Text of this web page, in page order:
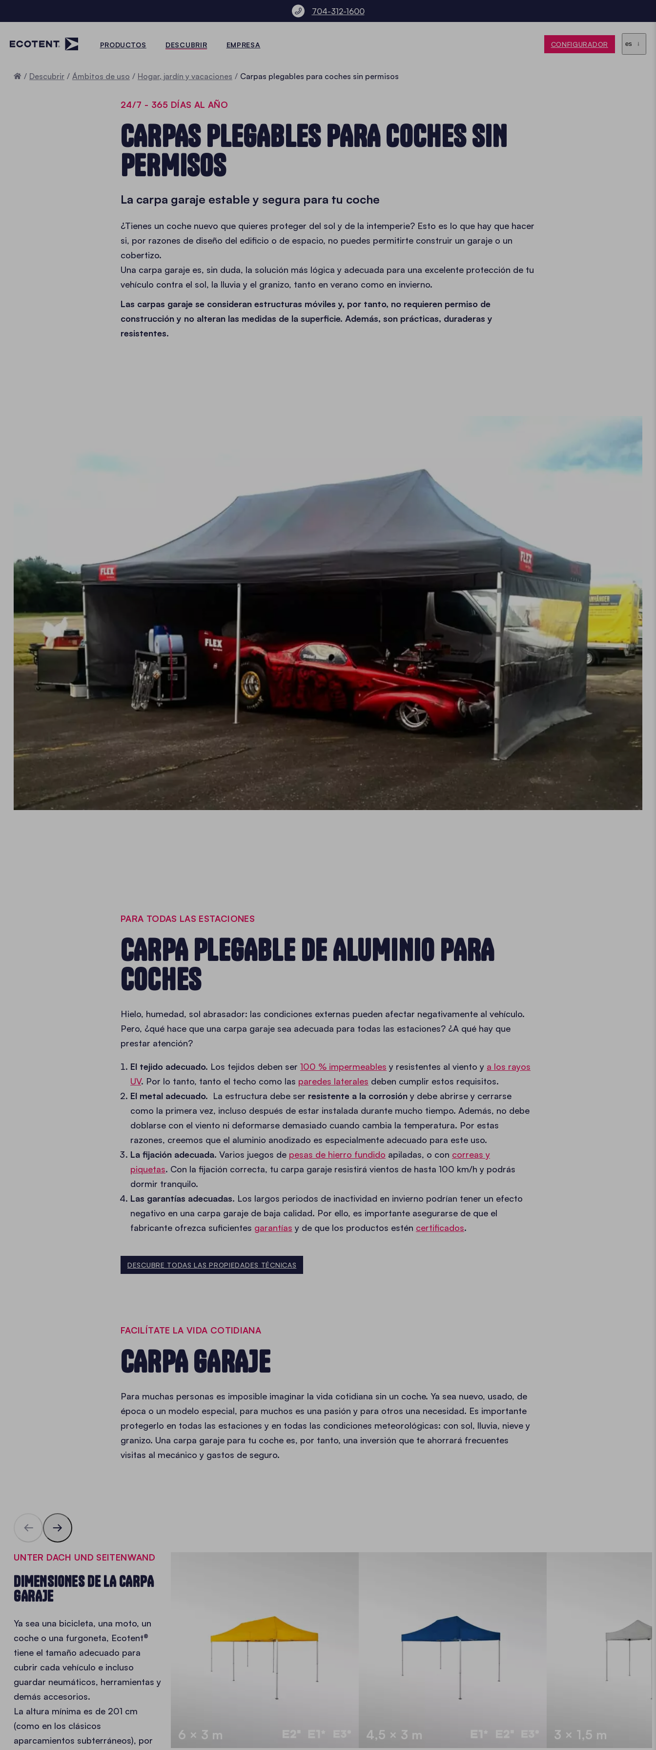
704-312-1600
PRODUCTOS DESCUBRIR EMPRESA CONFIGURADOR es
Inicio
Descubrir Ámbitos de uso Hogar, jardín y vacaciones Carpas plegables para coches sin permisos
24/7 - 365 DÍAS AL AÑO
CARPAS PLEGABLES PARA COCHES SIN
PERMISOS
La carpa garaje estable y segura para tu coche
¿Tienes un coche nuevo que quieres proteger del sol y de la intemperie? Esto es lo que hay que hacer
si, por razones de diseño del edificio o de espacio, no puedes permitirte construir un garaje o un
cobertizo.
Una carpa garaje es, sin duda, la solución más lógica y adecuada para una excelente protección de tu
vehículo contra el sol, la lluvia y el granizo, tanto en verano como en invierno.
Las carpas garaje se consideran estructuras móviles y, por tanto, no requieren permiso de
construcción y no alteran las medidas de la superficie. Además, son prácticas, duraderas y
resistentes.
PARA TODAS LAS ESTACIONES
CARPA PLEGABLE DE ALUMINIO PARA
COCHES
Hielo, humedad, sol abrasador: las condiciones externas pueden afectar negativamente al vehículo.
Pero, ¿qué hace que una carpa garaje sea adecuada para todas las estaciones? ¿A qué hay que
prestar atención?
El tejido adecuado. Los tejidos deben ser 100 % impermeables y resistentes al viento y a los rayos
UV. Por lo tanto, tanto el techo como las paredes laterales deben cumplir estos requisitos.
El metal adecuado. La estructura debe ser resistente a la corrosión y debe abrirse y cerrarse
como la primera vez, incluso después de estar instalada durante mucho tiempo. Además, no debe
doblarse con el viento ni deformarse demasiado cuando cambia la temperatura. Por estas
razones, creemos que el aluminio anodizado es especialmente adecuado para este uso.
La fijación adecuada. Varios juegos de pesas de hierro fundido apiladas, o con correas y
piquetas. Con la fijación correcta, tu carpa garaje resistirá vientos de hasta 100 km/h y podrás
dormir tranquilo.
Las garantías adecuadas. Los largos periodos de inactividad en invierno podrían tener un efecto
negativo en una carpa garaje de baja calidad. Por ello, es importante asegurarse de que el
fabricante ofrezca suficientes garantías y de que los productos estén certificados.
DESCUBRE TODAS LAS PROPIEDADES TÉCNICAS
FACILÍTATE LA VIDA COTIDIANA
CARPA GARAJE
Para muchas personas es imposible imaginar la vida cotidiana sin un coche. Ya sea nuevo, usado, de
época o un modelo especial, para muchos es una pasión y para otros una necesidad. Es importante
protegerlo en todas las estaciones y en todas las condiciones meteorológicas: con sol, lluvia, nieve y
granizo. Una carpa garaje para tu coche es, por tanto, una inversión que te ahorrará frecuentes
visitas al mecánico y gastos de seguro.
UNTER DACH UND SEITENWAND
DIMENSIONES DE LA CARPA
GARAJE
Ya sea una bicicleta, una moto, un
coche o una furgoneta, Ecotent®
tiene el tamaño adecuado para
cubrir cada vehículo e incluso
guardar neumáticos, herramientas y
demás accesorios.
La altura mínima es de 201 cm
(como en los clásicos
aparcamientos subterráneos), por
6 × 3 m 4,5 × 3 m 3 × 1,5 m